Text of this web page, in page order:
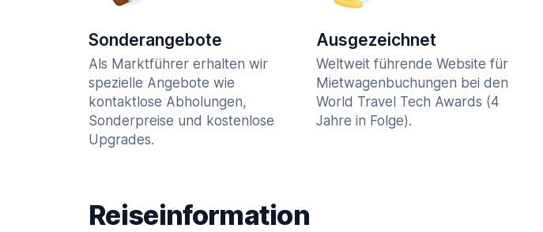
Sonderangebote
Als Marktführer erhalten wir
spezielle Angebote wie
kontaktlose Abholungen,
Sonderpreise und kostenlose
Upgrades.
Ausgezeichnet
Weltweit führende Website für
Mietwagenbuchungen bei den
World Travel Tech Awards (4
Jahre in Folge).
Reiseinformation